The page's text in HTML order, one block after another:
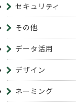
セキュリティ
その他
データ活用
デザイン
ネーミング